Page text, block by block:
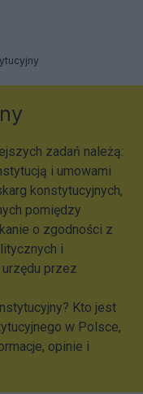
zadań należą:
i umowami
konstytucyjnych,
pomiędzy
o zgodności z
i
przez
Kto jest
w Polsce,
opinie i